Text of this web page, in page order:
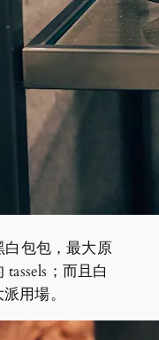
白包包，最大原
；而且白
用場。